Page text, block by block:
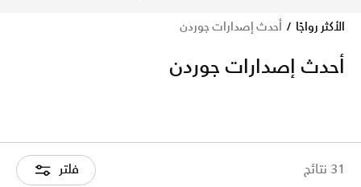
الأكثر رواجًا أحدث إصدارات جوردن
أحدث إصدارات جوردن
31 نتائج فلتر